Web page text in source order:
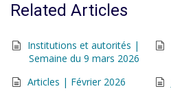
Related Articles
Institutions et autorités |
Semaine du 9 mars 2026
Articles | Février 2026